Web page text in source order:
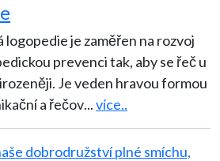
logopedie je zaměřen na rozvoj
prevenci tak, aby se řeč u
Je veden hravou formou
a řečov...více..